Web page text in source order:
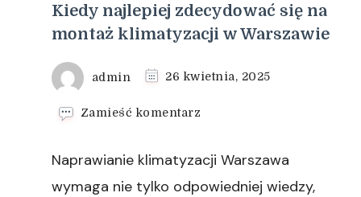
Kiedy najlepiej zdecydować się na
montaż klimatyzacji w Warszawie
admin 26 kwietnia, 2025
Zamieść komentarz
najlepiej
zdecydować
Naprawianie klimatyzacji Warszawa
wymaga nie tylko odpowiedniej wiedzy,